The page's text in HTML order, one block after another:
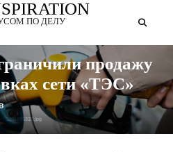
ПО ДЕЛУ
1911395310.jpg
продажу
сети «ТЭС»